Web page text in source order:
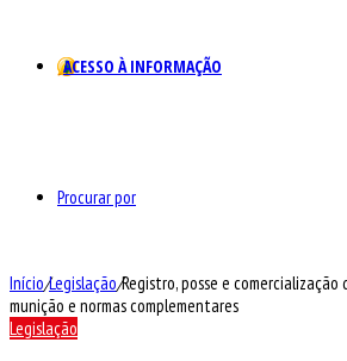
ACESSO À INFORMAÇÃO
Procurar por
Início/Legislação/Registro, posse e comercialização
munição e normas complementares
Legislação